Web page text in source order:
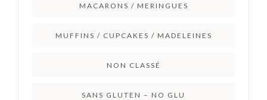
MACARONS / MERINGUES
MUFFINS / CUPCAKES / MADELEINES
NON CLASSÉ
SANS GLUTEN – NO GLU